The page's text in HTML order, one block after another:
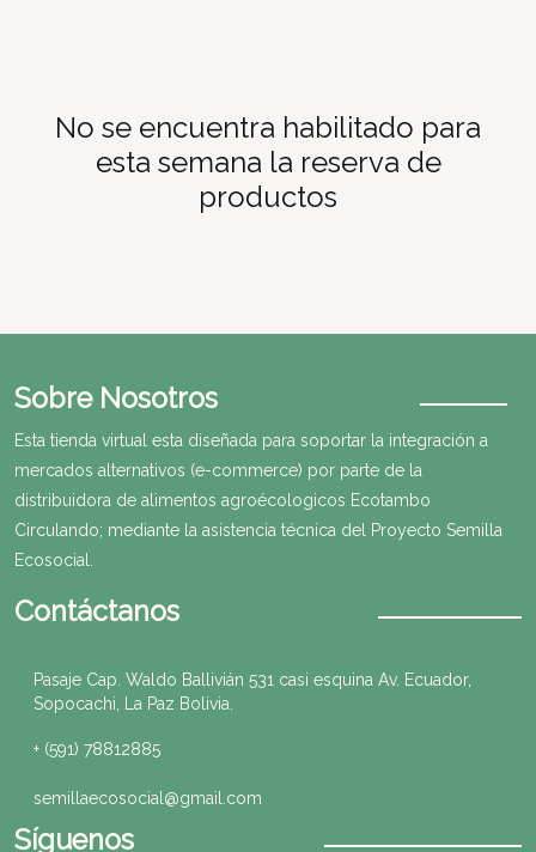
No se encuentra habilitado para
esta semana la reserva de
productos
Sobre Nosotros
Esta tienda virtual esta diseñada para soportar la integración a
mercados alternativos (e-commerce) por parte de la
distribuidora de alimentos agroécologicos Ecotambo
Circulando; mediante la asistencia técnica del Proyecto Semilla
Ecosocial.
Contáctanos
Pasaje Cap. Waldo Ballivián 531 casi esquina Av. Ecuador,
Sopocachi, La Paz Bolivia.
+ (591) 78812885
semillaecosocial@gmail.com
Síguenos